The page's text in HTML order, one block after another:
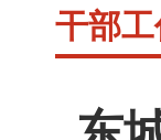
干部